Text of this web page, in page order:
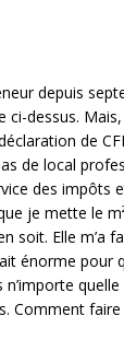
depuis
ci-dessus.
de
de local
des impôts
je mette le
soit. Elle m’a
énorme pour
Comment faire